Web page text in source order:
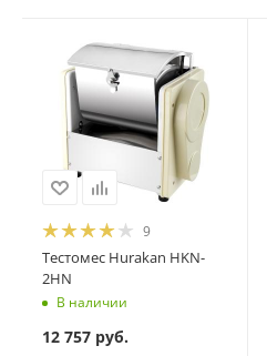
9
Тестомес Hurakan HKN-
2HN
В наличии
12 757руб.